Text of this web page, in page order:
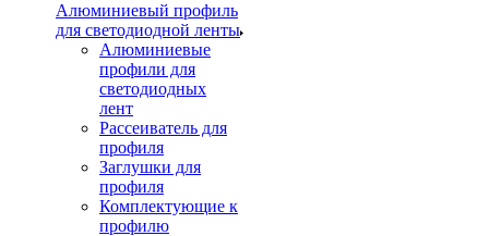
Алюминиевый профиль
для светодиодной ленты
Алюминиевые
профили для
светодиодных
лент
Рассеиватель для
профиля
Заглушки для
профиля
Комплектующие к
профилю